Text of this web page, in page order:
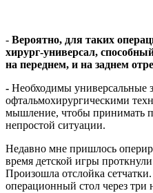
- Вероятно, для таких
хирург-универсал,
на переднем, и на заднем
- Необходимы универсальные
офтальмохирургическими
мышление, чтобы принимать
непростой ситуации.
Недавно мне пришлось
время детской игры проткнули
Произошла отслойка
операционный стол через три